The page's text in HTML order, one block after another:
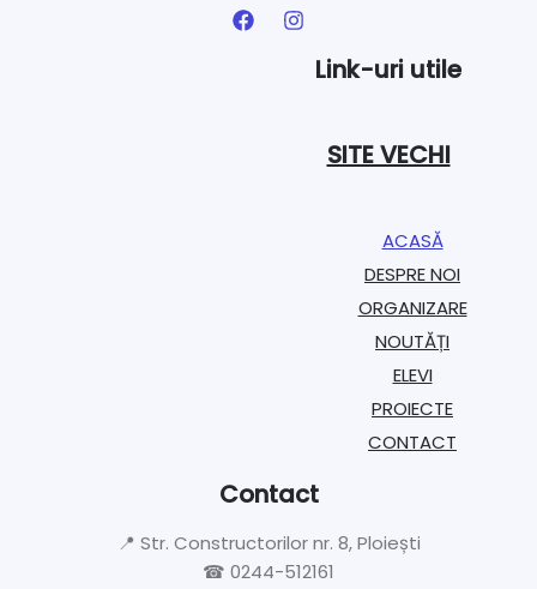
Link-uri utile
SITE VECHI
ACASĂ
DESPRE NOI
ORGANIZARE​
NOUTĂȚI
ELEVI
PROIECTE​
CONTACT
Contact
📍 Str. Constructorilor nr. 8, Ploiești
☎ 0244-512161